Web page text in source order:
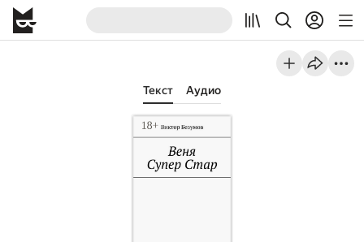
Текст Аудио